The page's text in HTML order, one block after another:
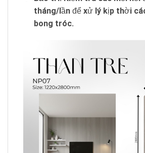
tháng/lần để xử lý kịp thời
bong tróc.